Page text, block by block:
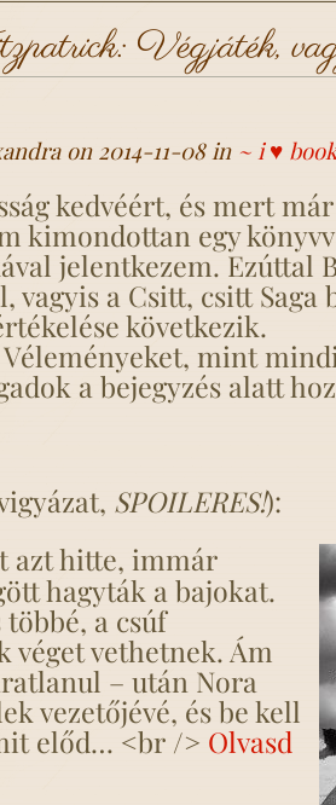
Végjáték,
on 2014-11-08 in ~ i ♥
kedvéért, és mert
kimondottan egy
jelentkezem. Ezúttal
vagyis a Csitt, csitt Saga
következik.
Véleményeket, mint
a bejegyzés alatt
SPOILERES!):
azt hitte, immár
hagyták a bajokat.
a csúf
véget vethetnek. Ám
– után Nora
vezetőjévé, és be kell
előd… <br /> Olvasd